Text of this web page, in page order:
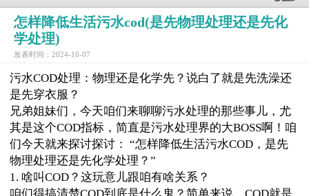
怎样降低生活污水cod(是先物理处理还是先化
学处理)
发表时间：2024-10-07
污水COD处理：物理还是化学先？说白了就是先洗澡还
是先穿衣服？
兄弟姐妹们，今天咱们来聊聊污水处理的那些事儿，尤
其是这个COD指标，简直是污水处理界的大BOSS啊！咱
们今天就来探讨探讨： “怎样降低生活污水COD，是先
物理处理还是先化学处理？”
1. 啥叫COD？这玩意儿跟咱有啥关系？